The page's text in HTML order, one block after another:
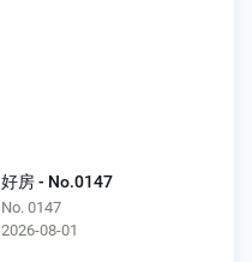
好房 - No.0147
No. 0147
2026-08-01